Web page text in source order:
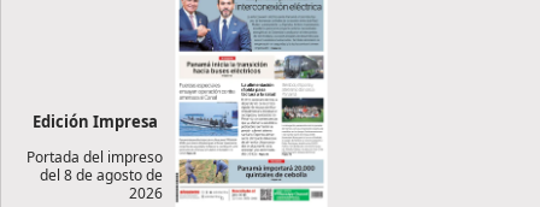
Edición Impresa
Portada del impreso
del 8 de agosto de
2026